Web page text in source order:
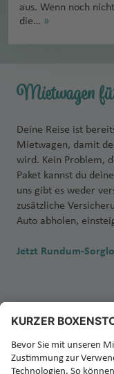
aus. Wenn noch
die… »
Mietwagen
Deine Reise ist
Mietwagen, damit
wird. Kein Problem,
Paket kannst du
uns gibt es weder
zusätzliche
Auto abholen,
Jetzt Rundum-